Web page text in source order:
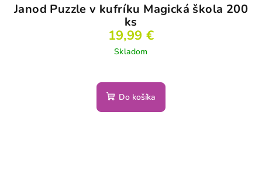
Janod Puzzle v kufríku Magická škola 200
ks
19,99 €
Skladom
Do košíka